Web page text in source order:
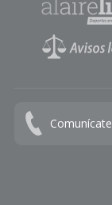
Comunícate